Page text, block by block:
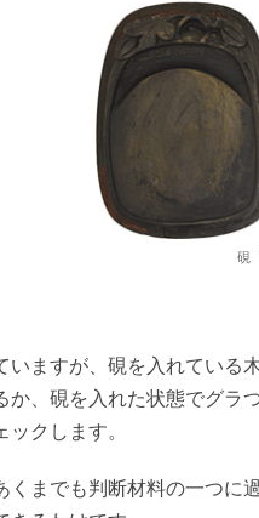
硯
いますが、硯を入れている
か、硯を入れた状態でグラ
ックします。
くまでも判断材料の一つ